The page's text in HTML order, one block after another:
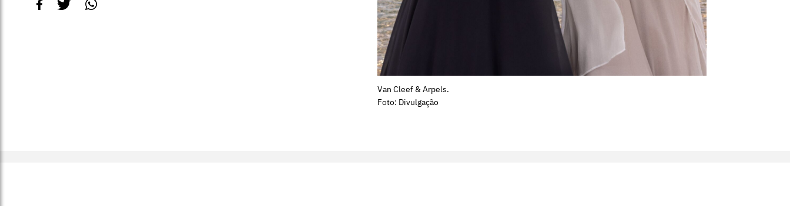
Van Cleef & Arpels.
Foto: Divulgação